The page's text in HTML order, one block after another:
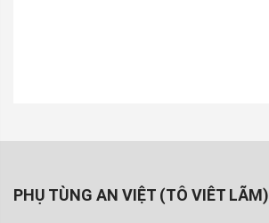
PHỤ TÙNG AN VIỆT (TÔ VIÊT LÃM)